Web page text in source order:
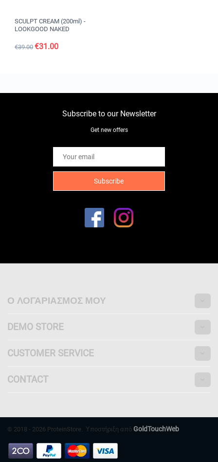
SCULPT CREAM (200ml) -
LOOKGOOD NAKED
€39.00 €31.00
Subscribe to our Newsletter
Get new offers
Ο ΛΟΓΑΡΙΑΣΜΌΣ ΜΟΥ
DEMO STORE
CUSTOMER SERVICE
CONTACT
© 2018 - 2026 ProteinStore. Υποστήριξη από GoldTouchWeb